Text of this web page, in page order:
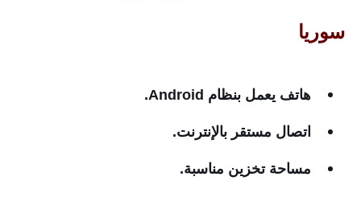
سوريا
هاتف يعمل بنظام Android.
اتصال مستقر بالإنترنت.
مساحة تخزين مناسبة.